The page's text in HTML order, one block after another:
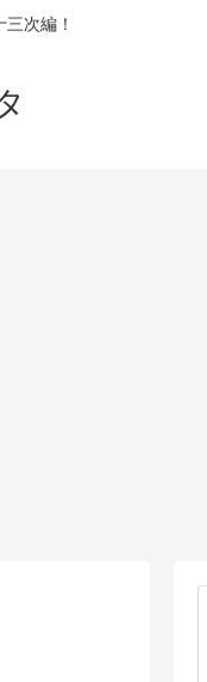
次編！